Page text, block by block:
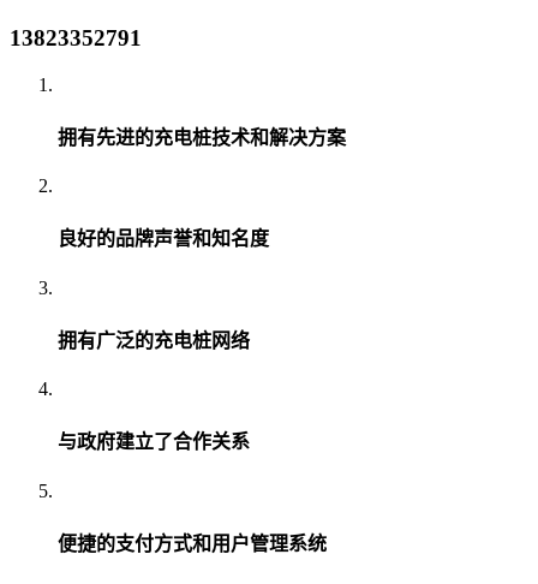
13823352791
拥有先进的充电桩技术和解决方案
良好的品牌声誉和知名度
拥有广泛的充电桩网络
与政府建立了合作关系
便捷的支付方式和用户管理系统